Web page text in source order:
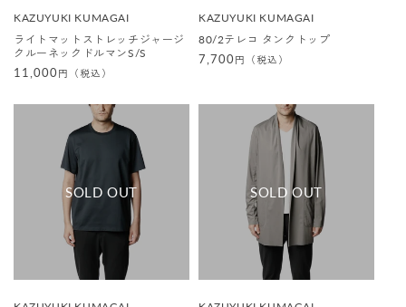
販
元
:
KAZUYUKI KUMAGAI
ライトマットストレッチジャージ
クルーネックドルマンS/S
通
価
11,000円（税込）
販
元
:
KAZUYUKI KUMAGAI
80/2テレコ タンクトップ
通
7,700円（税込）